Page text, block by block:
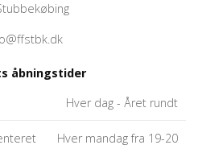
åbningstider
Hver dag - Året rundt
Hver mandag fra 19-20